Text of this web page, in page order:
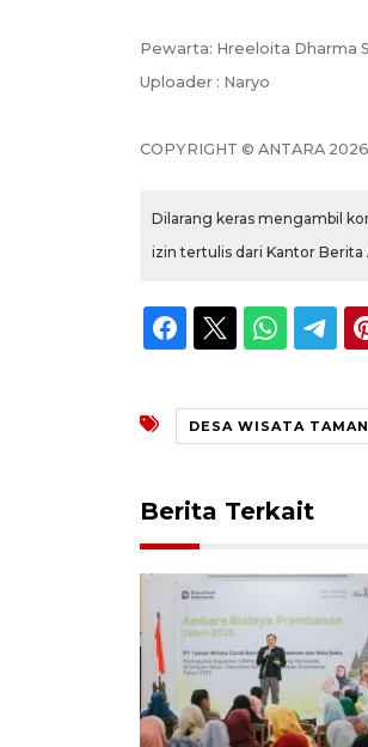
Pewarta: Hreeloita Dharma
Uploader : Naryo
COPYRIGHT © ANTARA 2026
Dilarang keras mengambil
izin tertulis dari Kantor Berita
DESA WISATA
Berita Terkait